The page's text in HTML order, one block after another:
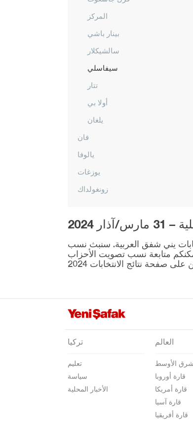
المركز
بينار باشي
سالشيكلار
سيفاسلي
تتار
أولا بي
يلغان
فان
يالوفا
يوزغات
زونغولداك
2024
في 31 مارس موجودة على صفحة انتخابات يني شفق العربية. سنبث نسب
بشكل مباشر. يمكنكم متابعة نسب تصويت الأحزاب
تركيا
تعليم
سياسة
الأخبار المحلية
العالم
الأوسط
قارة أوروبا
قارة أمريكا
قارة آسيا
قارة أفريقيا